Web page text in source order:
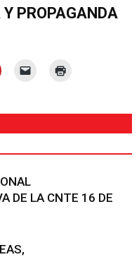
PROPAGANDA
DE LA CNTE 16 DE